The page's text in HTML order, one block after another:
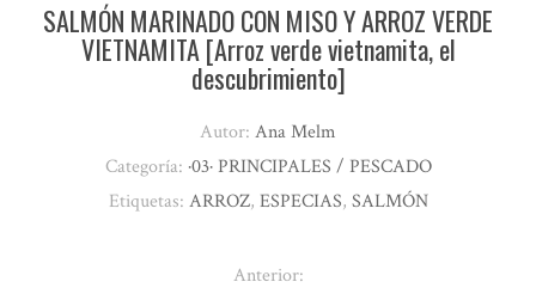
SALMÓN MARINADO CON MISO Y ARROZ VERDE
VIETNAMITA [Arroz verde vietnamita, el
descubrimiento]
Autor: Ana Melm
Categoría: ·03· PRINCIPALES / PESCADO
Etiquetas: ARROZ, ESPECIAS, SALMÓN
Anterior: